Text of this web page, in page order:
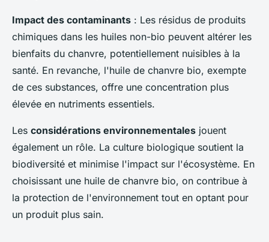
Impact des contaminants : Les résidus de produits
chimiques dans les huiles non-bio peuvent altérer les
bienfaits du chanvre, potentiellement nuisibles à la
santé. En revanche, l'huile de chanvre bio, exempte
de ces substances, offre une concentration plus
élevée en nutriments essentiels.
Les considérations environnementales jouent
également un rôle. La culture biologique soutient la
biodiversité et minimise l'impact sur l'écosystème. En
choisissant une huile de chanvre bio, on contribue à
la protection de l'environnement tout en optant pour
un produit plus sain.